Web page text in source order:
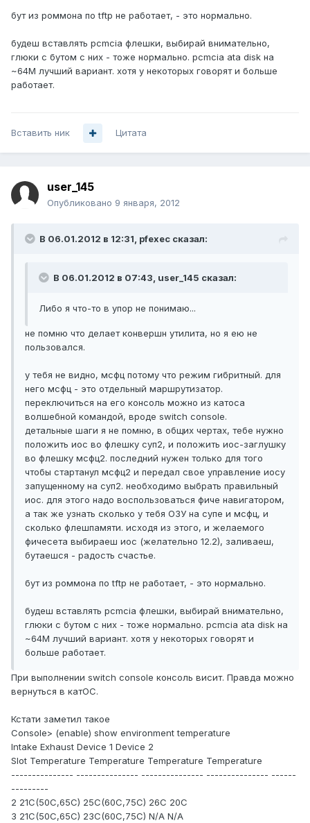
бут из роммона по tftp не работает, - это нормально.
будеш вставлять pcmcia флешки, выбирай внимательно,
глюки с бутом с них - тоже нормально. pcmcia ata disk на
~64M лучший вариант. хотя у некоторых говорят и больше
работает.
Вставить ник Цитата
user_145
Опубликовано 9 января, 2012
В 06.01.2012 в 12:31, pfexec сказал:
В 06.01.2012 в 07:43, user_145 сказал:
Либо я что-то в упор не понимаю...
не помню что делает конвершн утилита, но я ею не
пользовался.
у тебя не видно, мсфц потому что режим гибритный. для
него мсфц - это отдельный маршрутизатор.
переключиться на его консоль можно из катоса
волшебной командой, вроде switch console.
детальные шаги я не помню, в общих чертах, тебе нужно
положить иос во флешку суп2, и положить иос-заглушку
во флешку мсфц2. последний нужен только для того
чтобы стартанул мсфц2 и передал свое управление иосу
запущенному на суп2. необходимо выбрать правильный
иос. для этого надо воспользоваться фиче навигатором,
а так же узнать сколько у тебя ОЗУ на супе и мсфц, и
сколько флешпамяти. исходя из этого, и желаемого
фичесета выбираеш иос (желательно 12.2), заливаеш,
бутаешся - радость счастье.
бут из роммона по tftp не работает, - это нормально.
будеш вставлять pcmcia флешки, выбирай внимательно,
глюки с бутом с них - тоже нормально. pcmcia ata disk на
~64M лучший вариант. хотя у некоторых говорят и
больше работает.
При выполнении switch console консоль висит. Правда можно
вернуться в катОС.
Кстати заметил такое
Console> (enable) show environment temperature
Intake Exhaust Device 1 Device 2
Slot Temperature Temperature Temperature Temperature
--------------- --------------- --------------- --------------- ------
---------
2 21C(50C,65C) 25C(60C,75C) 26C 20C
3 21C(50C,65C) 23C(60C,75C) N/A N/A